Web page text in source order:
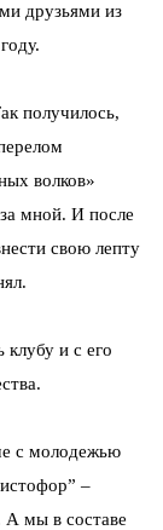
друзьями из
получилось,
волков»
мной. И после
свою лепту
и с его
с молодежью
–
А мы в составе